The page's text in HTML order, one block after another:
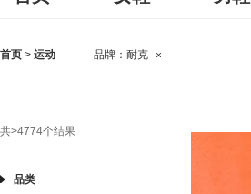
首页 > 运动 品牌： 耐克 ×
共>4774个结果
品类